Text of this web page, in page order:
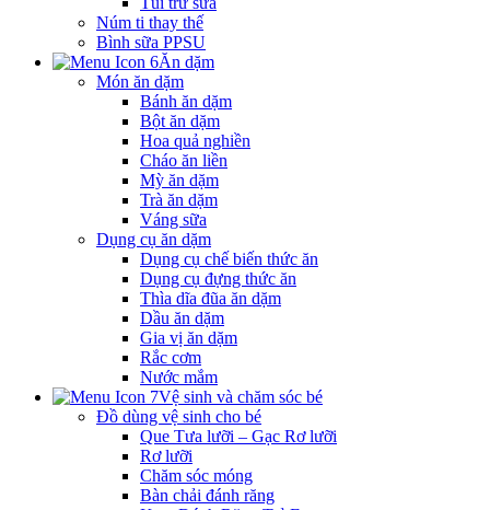
Núm ti thay thế
Bình sữa PPSU
Ăn dặm
Món ăn dặm
Bánh ăn dặm
Bột ăn dặm
Hoa quả nghiền
Cháo ăn liền
Mỳ ăn dặm
Trà ăn dặm
Váng sữa
Dụng cụ ăn dặm
Dụng cụ chế biến thức ăn
Dụng cụ đựng thức ăn
Thìa dĩa đũa ăn dặm
Dầu ăn dặm
Gia vị ăn dặm
Rắc cơm
Nước mắm
Vệ sinh và chăm sóc bé
Đồ dùng vệ sinh cho bé
Que Tưa lưỡi – Gạc Rơ lưỡi
Rơ lưỡi
Chăm sóc móng
Bàn chải đánh răng